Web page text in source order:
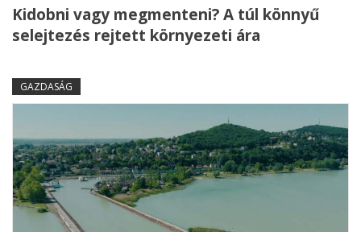
Kidobni vagy megmenteni? A túl könnyű
selejtezés rejtett környezeti ára
GAZDASÁG